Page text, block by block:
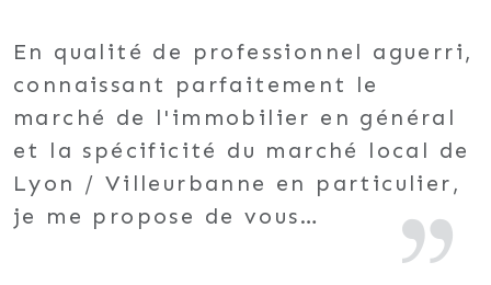
En qualité de professionnel aguerri,
connaissant parfaitement le
marché de l'immobilier en général
et la spécificité du marché local de
Lyon / Villeurbanne en particulier,
je me propose de vous
accompagner dans la réalisation de